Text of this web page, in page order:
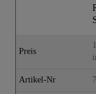
Preis
Artikel-Nr